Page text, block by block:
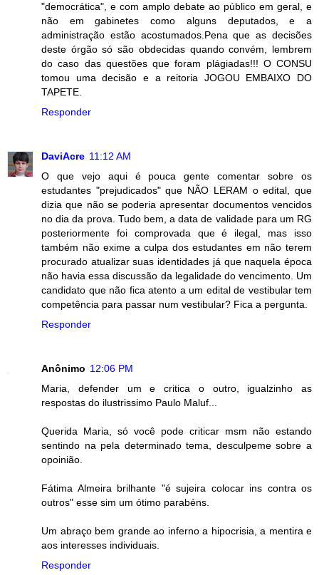
"democrática", e com amplo debate ao público em geral, e
não em gabinetes como alguns deputados, e a
administração estão acostumados.Pena que as decisões
deste órgão só são obdecidas quando convém, lembrem
do caso das questões que foram plágiadas!!! O CONSU
tomou uma decisão e a reitoria JOGOU EMBAIXO DO
TAPETE.
Responder
DaviAcre 11:12 AM
O que vejo aqui é pouca gente comentar sobre os
estudantes "prejudicados" que NÃO LERAM o edital, que
dizia que não se poderia apresentar documentos vencidos
no dia da prova. Tudo bem, a data de validade para um RG
posteriormente foi comprovada que é ilegal, mas isso
também não exime a culpa dos estudantes em não terem
procurado atualizar suas identidades já que naquela época
não havia essa discussão da legalidade do vencimento. Um
candidato que não fica atento a um edital de vestibular tem
competência para passar num vestibular? Fica a pergunta.
Responder
Anônimo 12:06 PM
Maria, defender um e critica o outro, igualzinho as
respostas do ilustrissimo Paulo Maluf...
Querida Maria, só você pode criticar msm não estando
sentindo na pela determinado tema, desculpeme sobre a
opoinião.
Fátima Almeira brilhante "é sujeira colocar ins contra os
outros" esse sim um ótimo parabéns.
Um abraço bem grande ao inferno a hipocrisia, a mentira e
aos interesses individuais.
Responder